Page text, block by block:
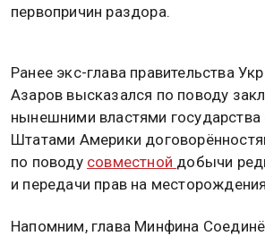
первопричин раздора.
Ранее экс-глава правительства
Азаров высказался по поводу
нынешними властями
Штатами Америки
по поводу совместной добычи
и передачи прав на
Напомним, глава Минфина